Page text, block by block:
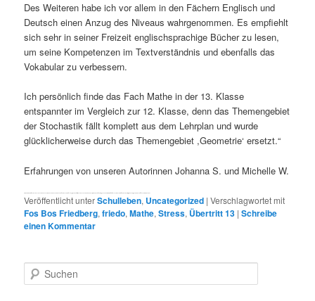
Des Weiteren habe ich vor allem in den Fächern Englisch und
Deutsch einen Anzug des Niveaus wahrgenommen. Es empfiehlt
sich sehr in seiner Freizeit englischsprachige Bücher zu lesen,
um seine Kompetenzen im Textverständnis und ebenfalls das
Vokabular zu verbessern.
Ich persönlich finde das Fach Mathe in der 13. Klasse
entspannter im Vergleich zur 12. Klasse, denn das Themengebiet
der Stochastik fällt komplett aus dem Lehrplan und wurde
glücklicherweise durch das Themengebiet ,Geometrie‘ ersetzt.“
Erfahrungen von unseren Autorinnen Johanna S. und Michelle W.
Veröffentlicht unterSchulleben, Uncategorized |Verschlagwortet mit
Fos Bos Friedberg,friedo,Mathe,Stress, Übertritt 13 |Schreibe
einen Kommentar
u